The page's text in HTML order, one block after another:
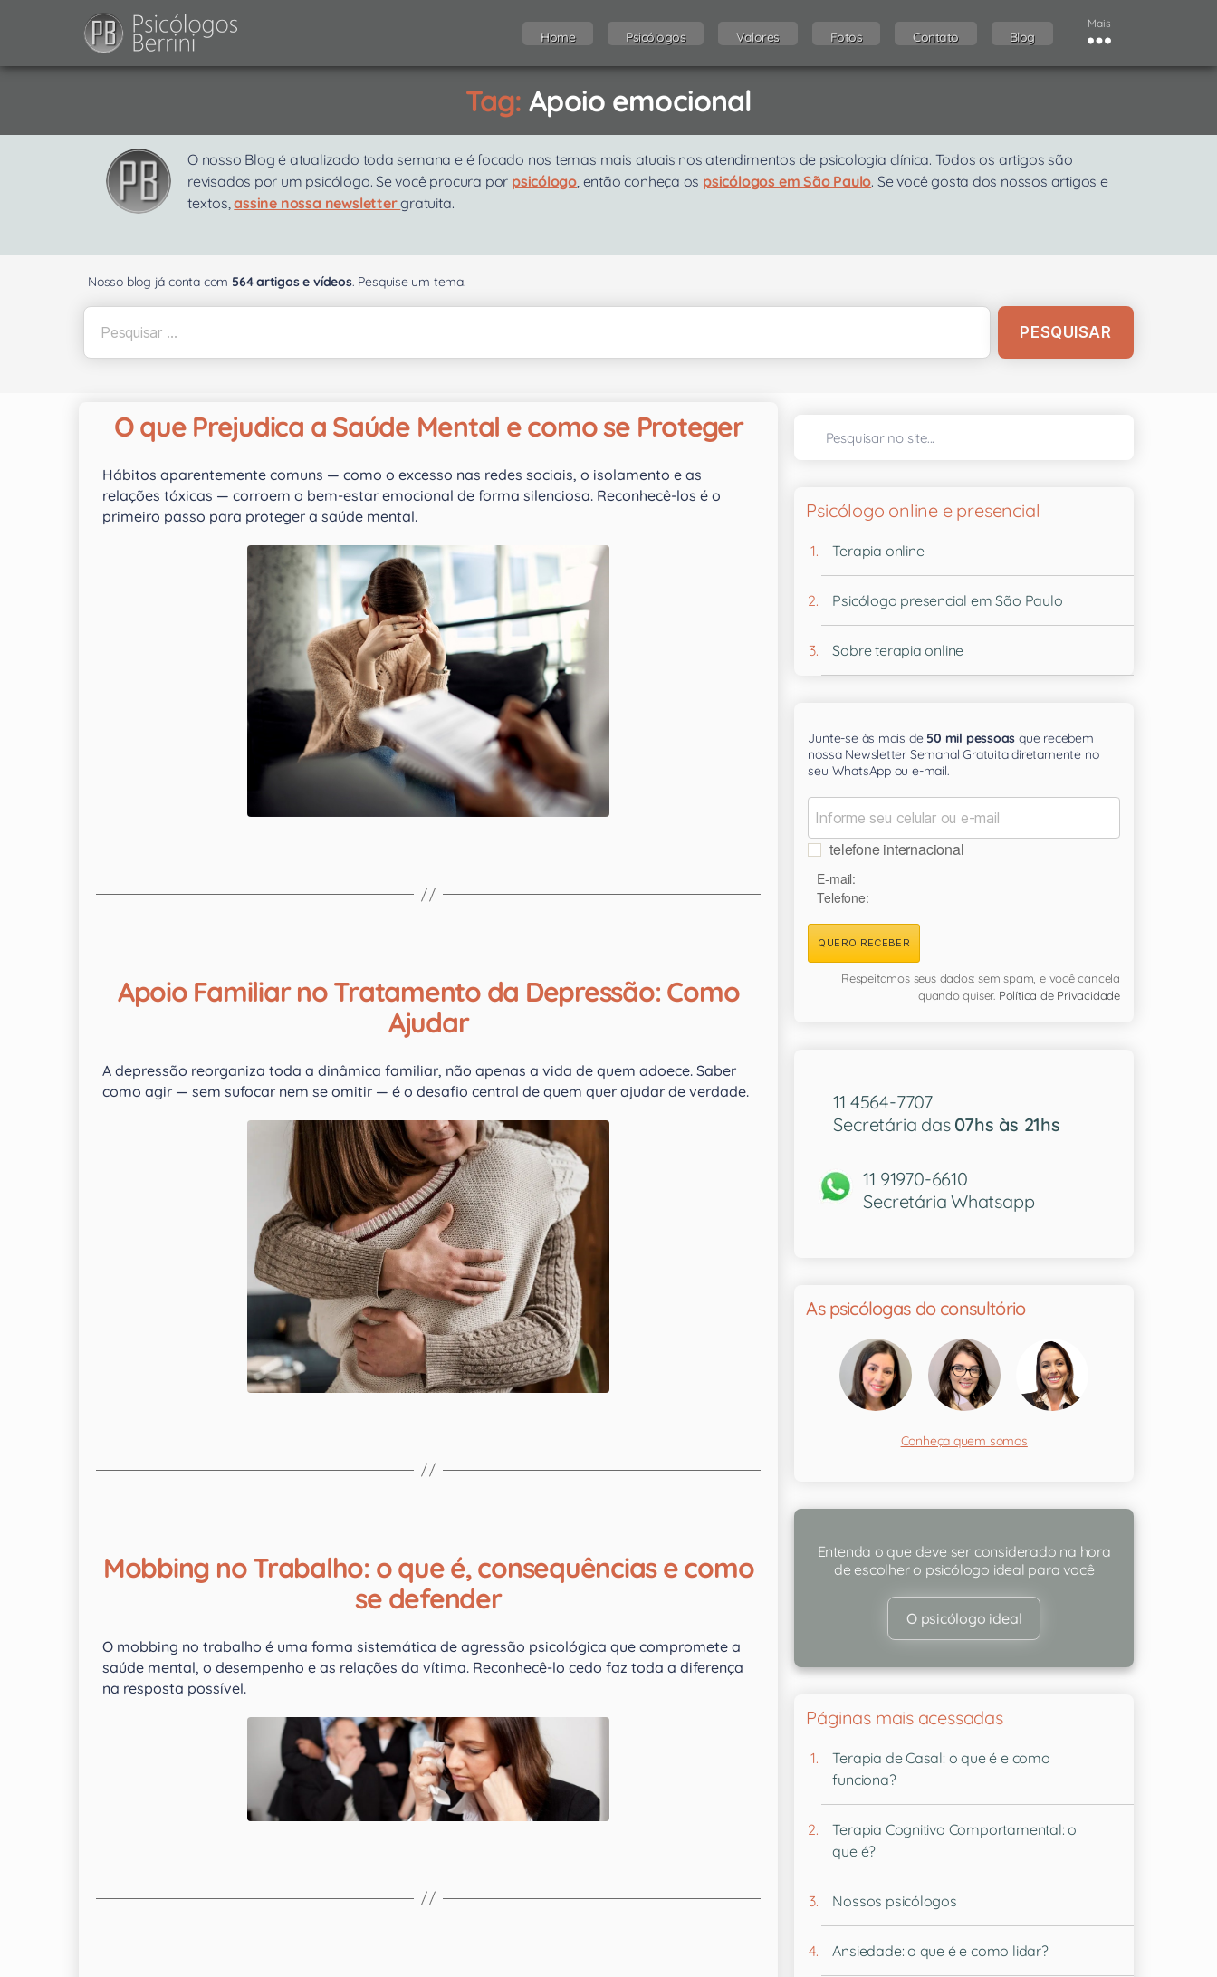
Home Psicólogos Valores Fotos Contato Blog
Mais
Tag: Apoio emocional
O nosso Blog é atualizado toda semana e é focado nos temas mais atuais nos atendimentos de psicologia clínica. Todos os artigos são
revisados por um psicólogo. Se você procura por psicólogo, então conheça os psicólogos em São Paulo. Se você gosta dos nossos artigos e
textos,assine nossa newslettergratuita.
Nosso blog já conta com 564 artigos e vídeos. Pesquise um tema.
O que Prejudica a Saúde Mental e como se Proteger
Hábitos aparentemente comuns — como o excesso nas redes sociais, o isolamento e as
relações tóxicas — corroem o bem-estar emocional de forma silenciosa. Reconhecê-los é o
primeiro passo para proteger a saúde mental.
Apoio Familiar no Tratamento da Depressão: Como
Ajudar
A depressão reorganiza toda a dinâmica familiar, não apenas a vida de quem adoece. Saber
como agir — sem sufocar nem se omitir — é o desafio central de quem quer ajudar de verdade.
Mobbing no Trabalho: o que é, consequências e como
se defender
O mobbing no trabalho é uma forma sistemática de agressão psicológica que compromete a
saúde mental, o desempenho e as relações da vítima. Reconhecê-lo cedo faz toda a diferença
na resposta possível.
Psicólogo online e presencial
Terapia online
Psicólogo presencial em São Paulo
Sobre terapia online
Junte-se às mais de 50 mil pessoas que recebem
nossa Newsletter Semanal Gratuita diretamente no
seu WhatsApp ou e-mail.
telefone internacional
E-mail:
Telefone:
QUERO RECEBER
Respeitamos seus dados: sem spam, e você cancela
quando quiser. Política de Privacidade
11 4564-7707
Secretária das 07hs às 21hs
11 91970-6610
Secretária Whatsapp
As psicólogas do consultório
Conheça quem somos
Entenda o que deve ser considerado na hora
de escolher o psicólogo ideal para você
O psicólogo ideal
Páginas mais acessadas
Terapia de Casal: o que é e como
funciona?
Terapia Cognitivo Comportamental: o
que é?
Nossos psicólogos
Ansiedade: o que é e como lidar?